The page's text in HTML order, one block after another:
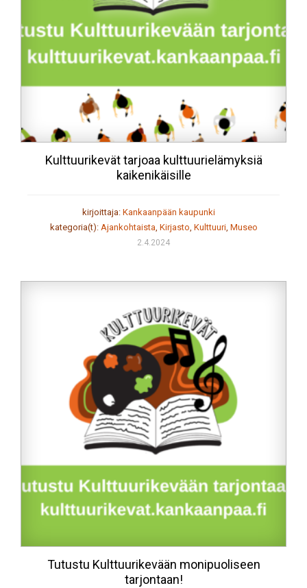
Kulttuurikevät tarjoaa kulttuurielämyksiä
kaikenikäisille
kirjoittaja: Kankaanpään kaupunki
kategoria(t): Ajankohtaista, Kirjasto, Kulttuuri, Museo
2.4.2024
Tutustu Kulttuurikevään monipuoliseen
tarjontaan!